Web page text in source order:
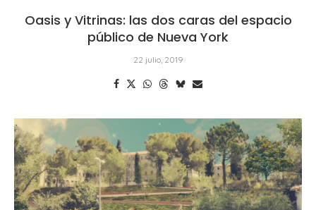
Oasis y Vitrinas: las dos caras del espacio
público de Nueva York
22 julio, 2019